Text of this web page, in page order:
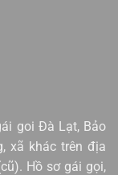
goi Đà Lạt, Bảo
xã khác trên địa
Hồ sơ gái gọi,